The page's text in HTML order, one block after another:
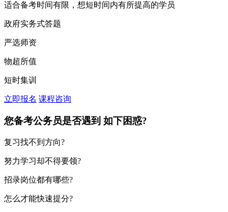
适合备考时间有限，想短时间内有所提高的学员
政府实务式答题
严选师资
物超所值
短时集训
立即报名 课程咨询
您备考公务员是否遇到 如下困惑?
复习找不到方向?
努力学习却不得要领?
招录岗位都有哪些?
怎么才能快速提分?